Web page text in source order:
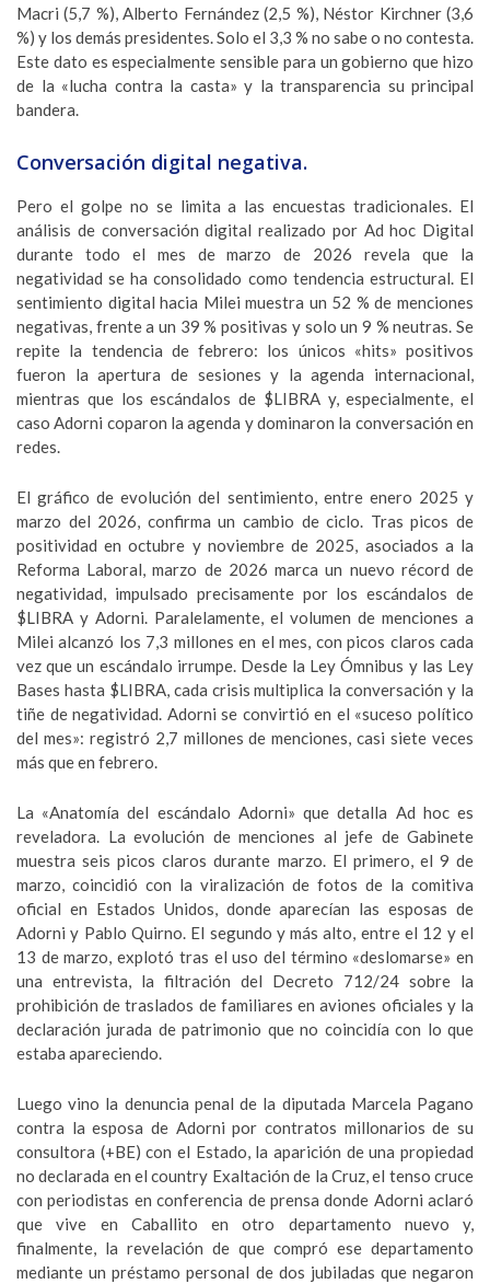
Macri (5,7 %), Alberto Fernández (2,5 %), Néstor Kirchner (3,6
%) y los demás presidentes. Solo el 3,3 % no sabe o no contesta.
Este dato es especialmente sensible para un gobierno que hizo
de la «lucha contra la casta» y la transparencia su principal
bandera.
Conversación digital negativa.
Pero el golpe no se limita a las encuestas tradicionales. El
análisis de conversación digital realizado por Ad hoc Digital
durante todo el mes de marzo de 2026 revela que la
negatividad se ha consolidado como tendencia estructural. El
sentimiento digital hacia Milei muestra un 52 % de menciones
negativas, frente a un 39 % positivas y solo un 9 % neutras. Se
repite la tendencia de febrero: los únicos «hits» positivos
fueron la apertura de sesiones y la agenda internacional,
mientras que los escándalos de $LIBRA y, especialmente, el
caso Adorni coparon la agenda y dominaron la conversación en
redes.
El gráfico de evolución del sentimiento, entre enero 2025 y
marzo del 2026, confirma un cambio de ciclo. Tras picos de
positividad en octubre y noviembre de 2025, asociados a la
Reforma Laboral, marzo de 2026 marca un nuevo récord de
negatividad, impulsado precisamente por los escándalos de
$LIBRA y Adorni. Paralelamente, el volumen de menciones a
Milei alcanzó los 7,3 millones en el mes, con picos claros cada
vez que un escándalo irrumpe. Desde la Ley Ómnibus y las Ley
Bases hasta $LIBRA, cada crisis multiplica la conversación y la
tiñe de negatividad. Adorni se convirtió en el «suceso político
del mes»: registró 2,7 millones de menciones, casi siete veces
más que en febrero.
La «Anatomía del escándalo Adorni» que detalla Ad hoc es
reveladora. La evolución de menciones al jefe de Gabinete
muestra seis picos claros durante marzo. El primero, el 9 de
marzo, coincidió con la viralización de fotos de la comitiva
oficial en Estados Unidos, donde aparecían las esposas de
Adorni y Pablo Quirno. El segundo y más alto, entre el 12 y el
13 de marzo, explotó tras el uso del término «deslomarse» en
una entrevista, la filtración del Decreto 712/24 sobre la
prohibición de traslados de familiares en aviones oficiales y la
declaración jurada de patrimonio que no coincidía con lo que
estaba apareciendo.
Luego vino la denuncia penal de la diputada Marcela Pagano
contra la esposa de Adorni por contratos millonarios de su
consultora (+BE) con el Estado, la aparición de una propiedad
no declarada en el country Exaltación de la Cruz, el tenso cruce
con periodistas en conferencia de prensa donde Adorni aclaró
que vive en Caballito en otro departamento nuevo y,
finalmente, la revelación de que compró ese departamento
mediante un préstamo personal de dos jubiladas que negaron